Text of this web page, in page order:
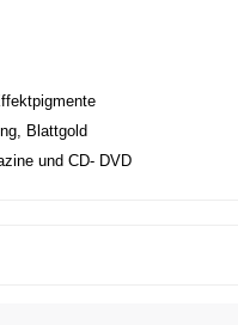
Blattgold
und CD- DVD